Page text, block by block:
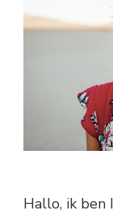
Hallo, ik ben